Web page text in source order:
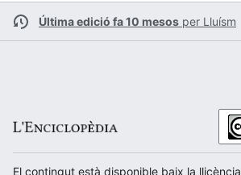
Última edició fa 10 mesos per Lluísm
El contingut està disponible baix la llicència